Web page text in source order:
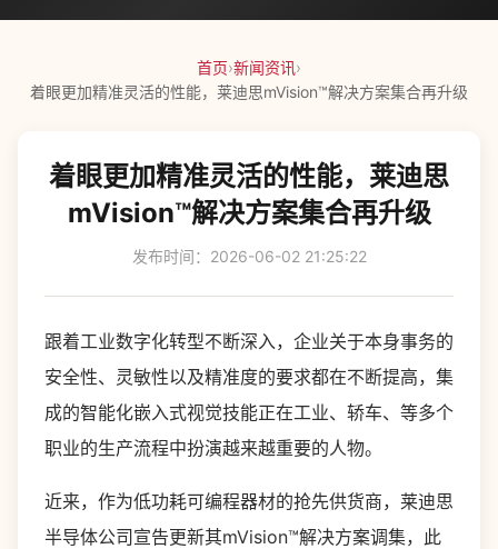
首页›新闻资讯›
着眼更加精准灵活的性能，莱迪思mVision™解决方案集合再升级
着眼更加精准灵活的性能，莱迪思
mVision™解决方案集合再升级
发布时间：2026-06-02 21:25:22
跟着工业数字化转型不断深入，企业关于本身事务的
安全性、灵敏性以及精准度的要求都在不断提高，集
成的智能化嵌入式视觉技能正在工业、轿车、等多个
职业的生产流程中扮演越来越重要的人物。
近来，作为低功耗可编程器材的抢先供货商，莱迪思
半导体公司宣告更新其mVision™解决方案调集，此